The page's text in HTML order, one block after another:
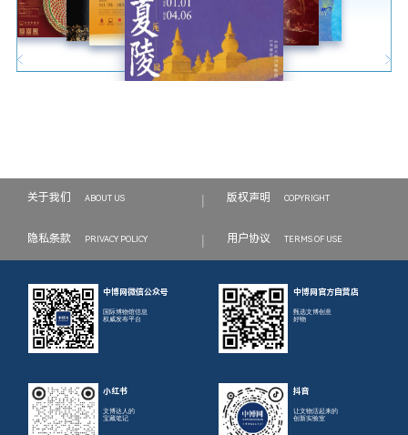
关于我们 ABOUT US | 版权声明 COPYRIGHT
隐私条款 PRIVACY POLICY | 用户协议 TERMS OF USE
中博网微信公众号
国际博物馆信息
权威发布平台
中博网官方自营店
甄选文博创意
好物
小红书
文博达人的
宝藏笔记
抖音
让文物活起来的
创新实验室